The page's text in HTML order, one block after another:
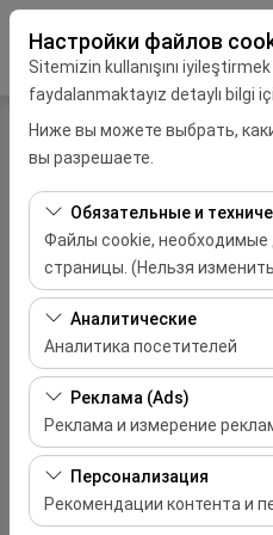
Настройки файлов
Sitemizin kullanışını
faydalanmaktayız detaylı bilgi
Ниже вы можете выбрать,
вы разрешаете.
Обязательные и
Файлы cookie, необходимые
страницы. (Нельзя
Эти файлы cookie
работы сайта,
базовых функций. Их
Аналитические
Аналитика посетителей
Эти файлы cookie
используется наш сайт
самые посещаемые
пользователей). Эти
оценки
улучшения
Реклама (Ads)
Реклама и измерение
Эти файлы cookie
персонализированную
вашими интересами и
Персонализация
Рекомендации контента и
Вход
Имя пользователя
пароль
проверочный код
помни меня